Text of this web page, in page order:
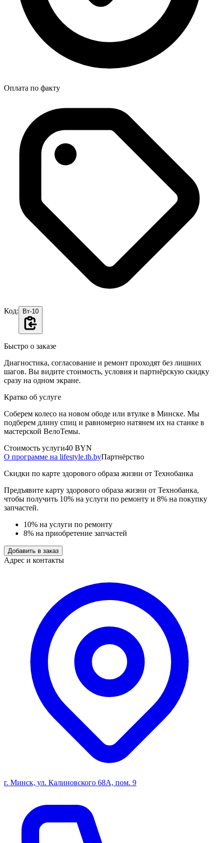
Оплата по факту
Код: Вт-10
Быстро о заказе
Диагностика, согласование и ремонт проходят без лишних
шагов. Вы видите стоимость, условия и партнёрскую скидку
сразу на одном экране.
Кратко об услуге
Соберем колесо на новом ободе или втулке в Минске. Мы
подберем длину спиц и равномерно натянем их на станке в
мастерской ВелоТемы.
Стоимость услуги40 BYN
О программе на lifestyle.tb.byПартнёрство
Скидки по карте здорового образа жизни от Технобанка
Предъявите карту здорового образа жизни от Технобанка,
чтобы получить 10% на услуги по ремонту и 8% на покупку
запчастей.
10% на услуги по ремонту
8% на приобретение запчастей
Добавить в заказ
Адрес и контакты
г. Минск, ул. Калиновского 68А, пом. 9